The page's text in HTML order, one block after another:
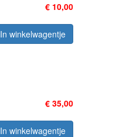
€ 10,00
In winkelwagentje
€ 35,00
In winkelwagentje